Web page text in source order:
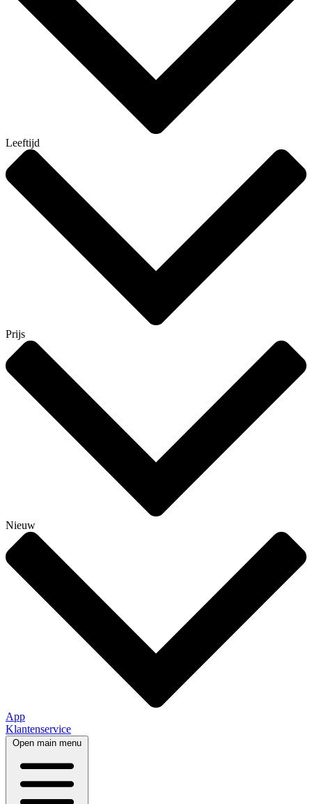
Leeftijd
Prijs
Nieuw
App
Klantenservice
Open main menu